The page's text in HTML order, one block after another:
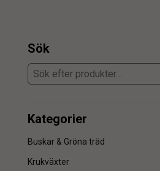
Sök
Kategorier
Buskar & Gröna träd
Krukväxter